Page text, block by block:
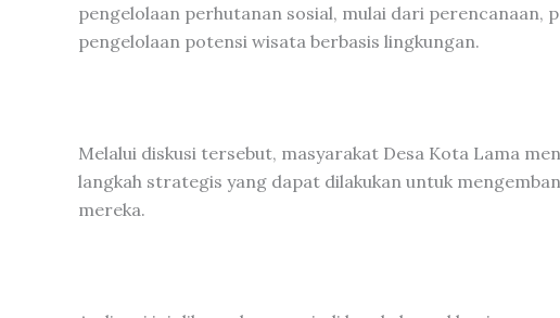
pengelolaan perhutanan sosial, mulai dari perencanaan,
pengelolaan potensi wisata berbasis lingkungan.
Melalui diskusi tersebut, masyarakat Desa Kota Lama
langkah strategis yang dapat dilakukan untuk
mereka.